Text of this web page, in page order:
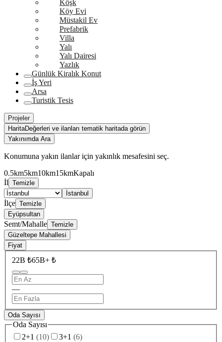
Köşk
Köy Evi
Müstakil Ev
Prefabrik
Villa
Yalı
Yalı Dairesi
Yazlık
Günlük Kiralık Konut
İş Yeri
Arsa
Turistik Tesis
Projeler
HaritaDeğerleri ve ilanları tematik haritada görün
Yakınımda Ara
Konumuna yakın ilanlar için yakınlık mesafesini seç.
0.5km5km10km15kmKapalı
İl Temizle
İstanbul
İlçe Temizle
Eyüpsultan
Semt/Mahalle Temizle
Güzeltepe Mahallesi
Fiyat
22B ₺65B+ ₺
—
Oda Sayısı
Oda Sayısı
2+1 (10) 3+1 (6)